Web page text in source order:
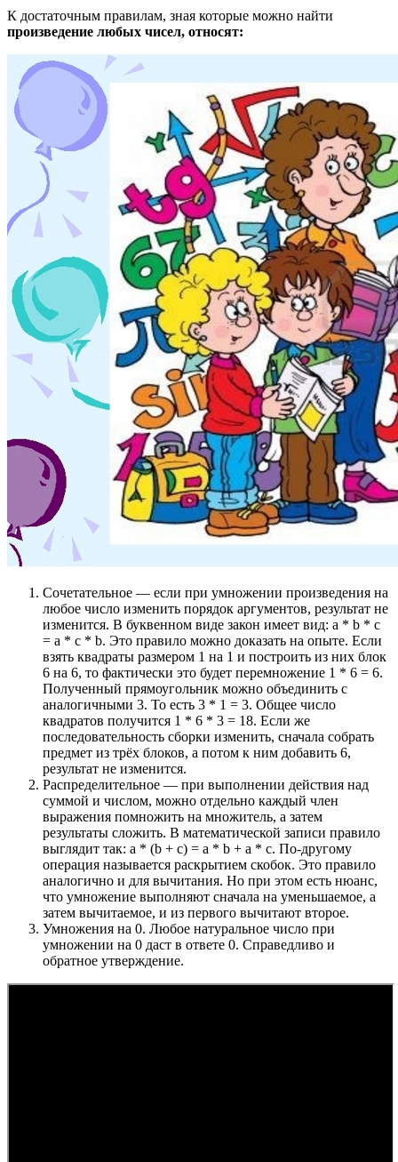
К достаточным правилам, зная которые можно найти
произведение любых чисел, относят:
Сочетательное — если при умножении произведения на
любое число изменить порядок аргументов, результат не
изменится. В буквенном виде закон имеет вид: a * b * c
= a * c * b. Это правило можно доказать на опыте. Если
взять квадраты размером 1 на 1 и построить из них блок
6 на 6, то фактически это будет перемножение 1 * 6 = 6.
Полученный прямоугольник можно объединить с
аналогичными 3. То есть 3 * 1 = 3. Общее число
квадратов получится 1 * 6 * 3 = 18. Если же
последовательность сборки изменить, сначала собрать
предмет из трёх блоков, а потом к ним добавить 6,
результат не изменится.
Распределительное — при выполнении действия над
суммой и числом, можно отдельно каждый член
выражения помножить на множитель, а затем
результаты сложить. В математической записи правило
выглядит так: a * (b + c) = a * b + a * c. По-другому
операция называется раскрытием скобок. Это правило
аналогично и для вычитания. Но при этом есть нюанс,
что умножение выполняют сначала на уменьшаемое, а
затем вычитаемое, и из первого вычитают второе.
Умножения на 0. Любое натуральное число при
умножении на 0 даст в ответе 0. Справедливо и
обратное утверждение.